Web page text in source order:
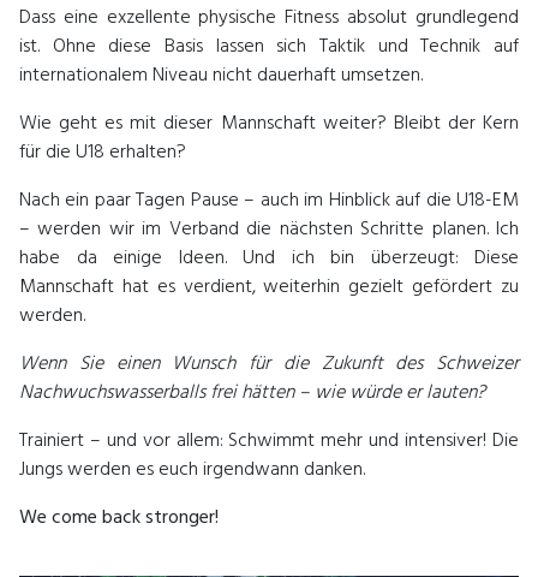
Dass eine exzellente physische Fitness absolut grundlegend
ist. Ohne diese Basis lassen sich Taktik und Technik auf
internationalem Niveau nicht dauerhaft umsetzen.
Wie geht es mit dieser Mannschaft weiter? Bleibt der Kern
für die U18 erhalten?
Nach ein paar Tagen Pause – auch im Hinblick auf die U18-EM
– werden wir im Verband die nächsten Schritte planen. Ich
habe da einige Ideen. Und ich bin überzeugt: Diese
Mannschaft hat es verdient, weiterhin gezielt gefördert zu
werden.
Wenn Sie einen Wunsch für die Zukunft des Schweizer
Nachwuchswasserballs frei hätten – wie würde er lauten?
Trainiert – und vor allem: Schwimmt mehr und intensiver! Die
Jungs werden es euch irgendwann danken.
We come back stronger!